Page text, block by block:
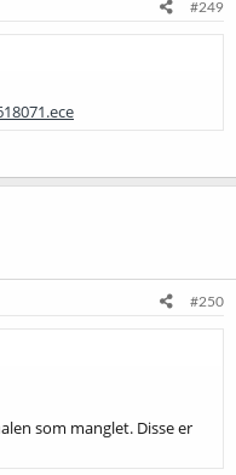
#249
#250
som manglet. Disse er